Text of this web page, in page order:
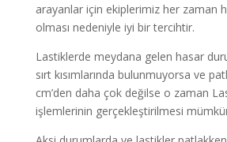
arayanlar için ekiplerimiz her zaman
olması nedeniyle iyi bir tercihtir.
Lastiklerde meydana gelen hasar
sırt kısımlarında bulunmuyorsa ve
cm’den daha çok değilse o zaman
işlemlerinin gerçekleştirilmesi